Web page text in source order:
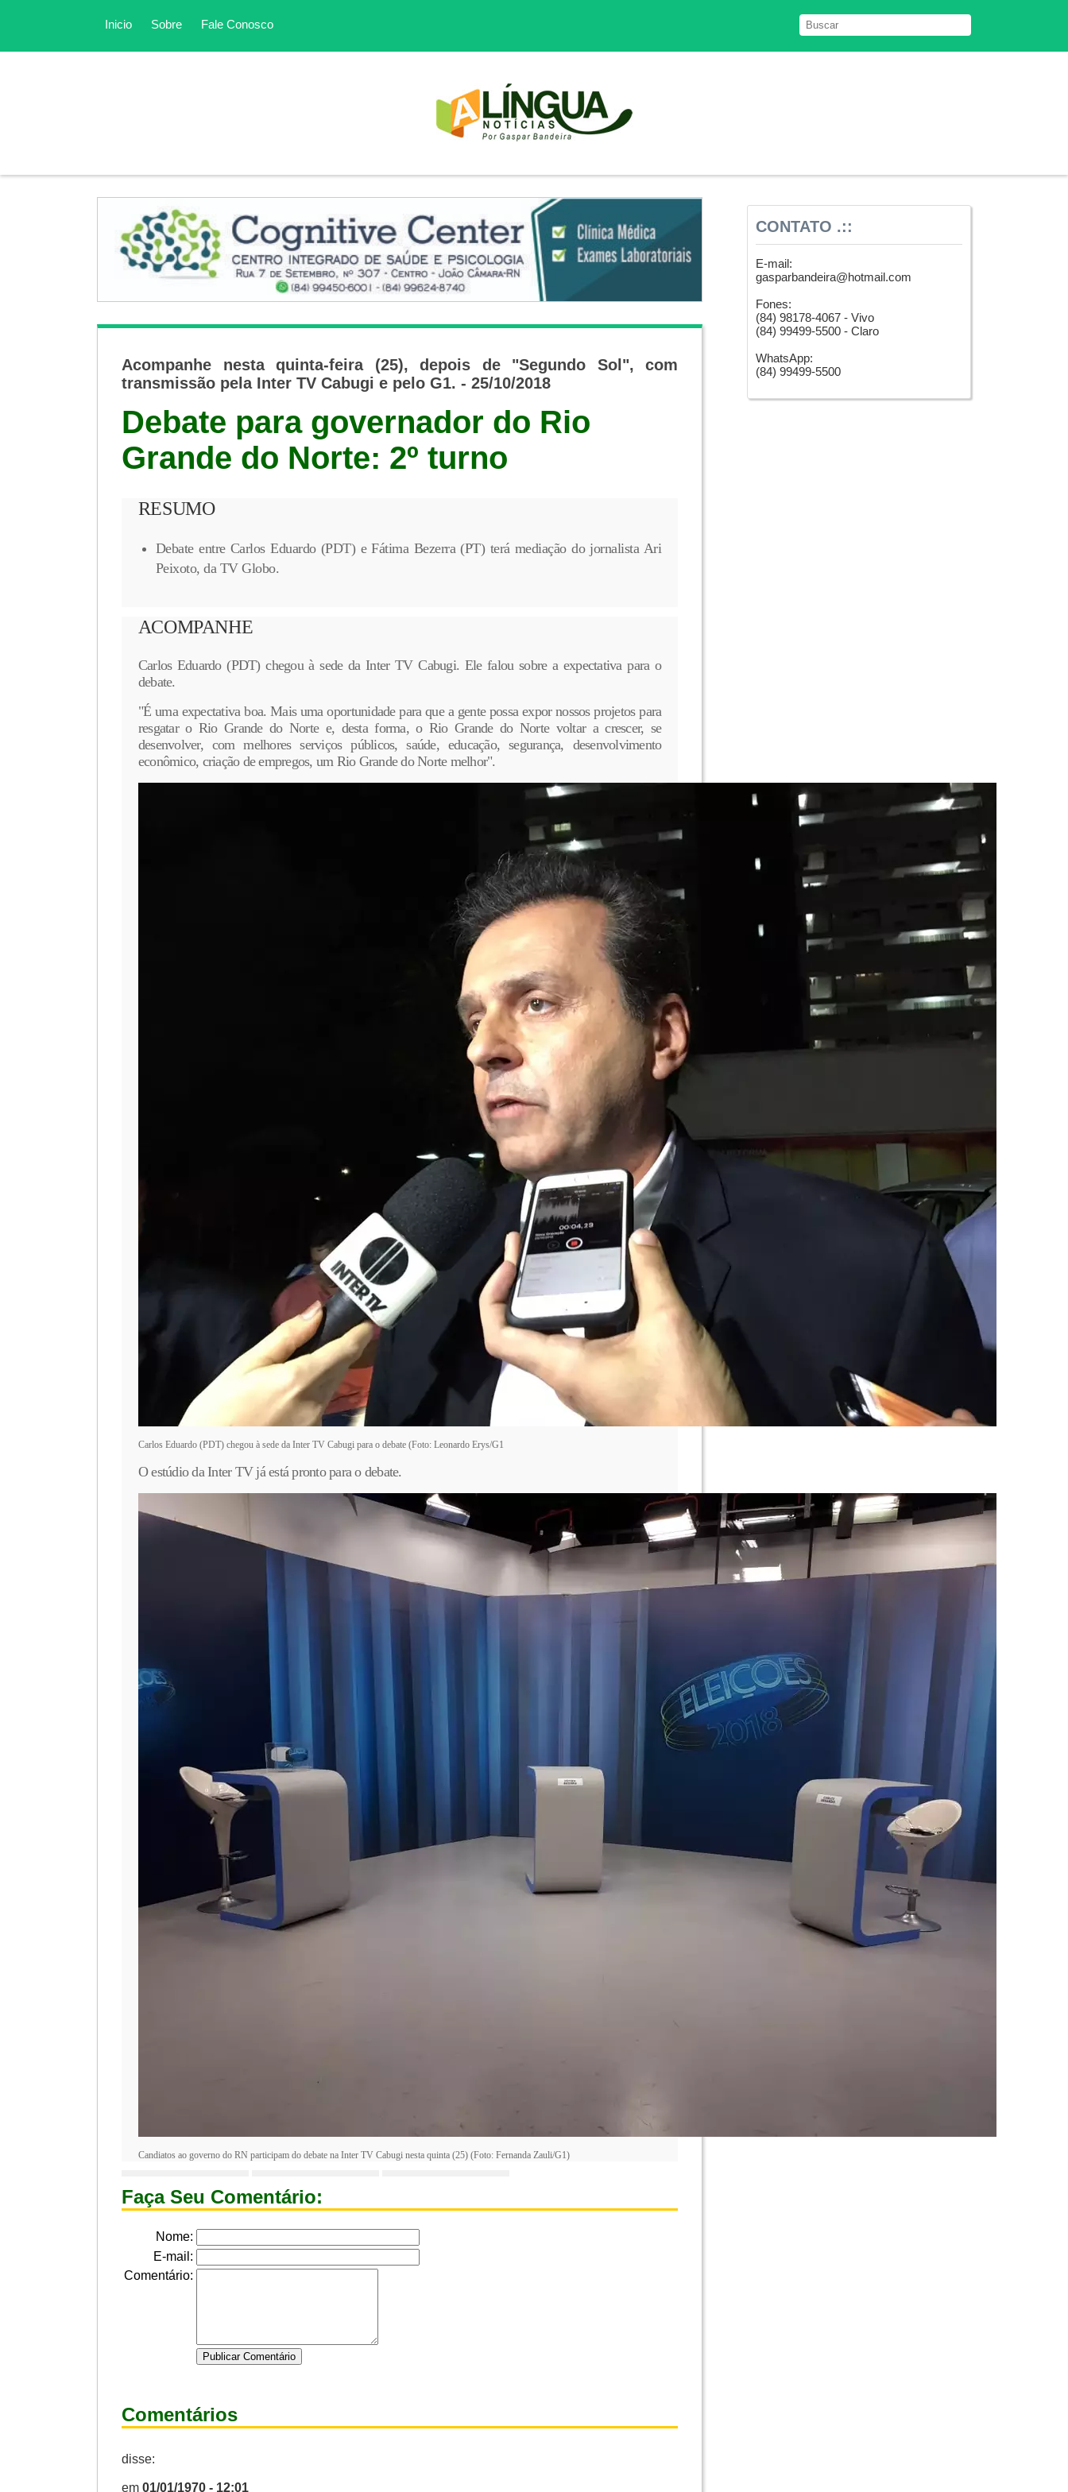
Inicio Sobre Fale Conosco
Acompanhe nesta quinta-feira (25), depois de "Segundo Sol", com
transmissão pela Inter TV Cabugi e pelo G1. - 25/10/2018
Debate para governador do Rio
Grande do Norte: 2º turno
RESUMO
Debate entre Carlos Eduardo (PDT) e Fátima Bezerra (PT) terá mediação do jornalista Ari
Peixoto, da TV Globo.
ACOMPANHE
Carlos Eduardo (PDT) chegou à sede da Inter TV Cabugi. Ele falou sobre a expectativa para o
debate.
"É uma expectativa boa. Mais uma oportunidade para que a gente possa expor nossos projetos para
resgatar o Rio Grande do Norte e, desta forma, o Rio Grande do Norte voltar a crescer, se
desenvolver, com melhores serviços públicos, saúde, educação, segurança, desenvolvimento
econômico, criação de empregos, um Rio Grande do Norte melhor".
Carlos Eduardo (PDT) chegou à sede da Inter TV Cabugi para o debate (Foto: Leonardo Erys/G1
O estúdio da Inter TV já está pronto para o debate.
Candiatos ao governo do RN participam do debate na Inter TV Cabugi nesta quinta (25) (Foto: Fernanda Zauli/G1)
Faça Seu Comentário:
Nome:
E-mail:
Comentário:
Comentários
disse:
em 01/01/1970 - 12:01
CONTATO .::
E-mail:
gasparbandeira@hotmail.com
Fones:
(84) 98178-4067 - Vivo
(84) 99499-5500 - Claro
WhatsApp:
(84) 99499-5500